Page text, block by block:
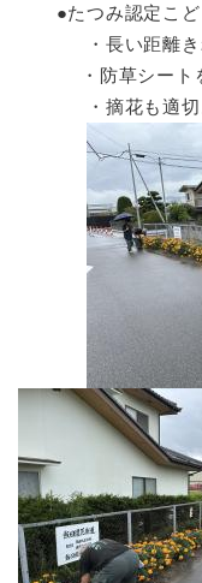
●たつみ認定こど
・長い距離きれ
・防草シートを
・摘花も適切